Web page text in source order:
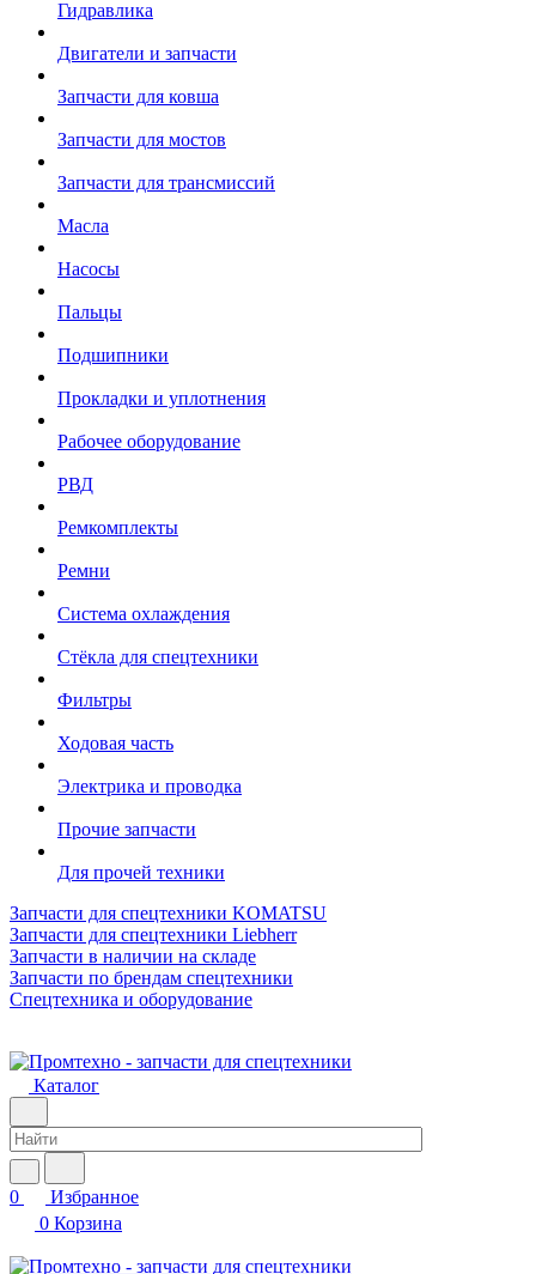
Гидравлика
Двигатели и запчасти
Запчасти для ковша
Запчасти для мостов
Запчасти для трансмиссий
Масла
Насосы
Пальцы
Подшипники
Прокладки и уплотнения
Рабочее оборудование
РВД
Ремкомплекты
Ремни
Система охлаждения
Стёкла для спецтехники
Фильтры
Ходовая часть
Электрика и проводка
Прочие запчасти
Для прочей техники
Запчасти для спецтехники KOMATSU
Запчасти для спецтехники Liebherr
Запчасти в наличии на складе
Запчасти по брендам спецтехники
Спецтехника и оборудование
Каталог
0
Избранное
0 Корзина